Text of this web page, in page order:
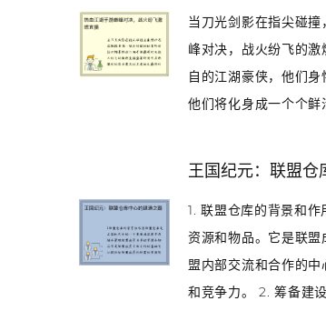
当刀光剑影在指尖碰
峰对决，战火纷飞的
自的江湖豪侠，他们
他们将化身成一个个鲜
王国纪元：联盟仓
1. 联盟仓库的背景和
资源和物品。它是联
盟内部交流和合作的
和竞争力。 2. 筹备建